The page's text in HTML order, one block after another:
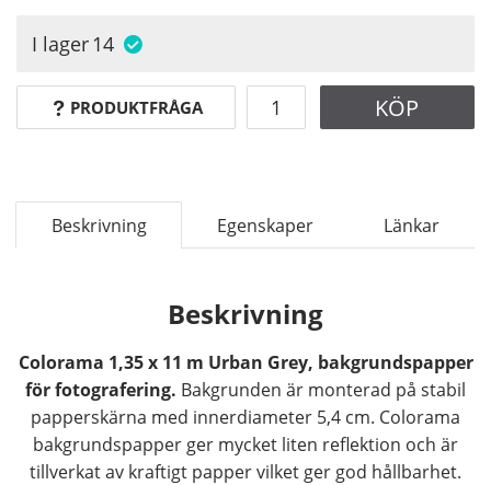
I lager 14
PRODUKTFRÅGA KÖP
Beskrivning Egenskaper Länkar
Beskrivning
Colorama 1,35 x 11 m Urban Grey, bakgrundspapper
för fotografering. Bakgrunden är monterad på stabil
papperskärna med innerdiameter 5,4 cm. Colorama
bakgrundspapper ger mycket liten reflektion och är
tillverkat av kraftigt papper vilket ger god hållbarhet.